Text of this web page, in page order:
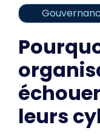
leurs